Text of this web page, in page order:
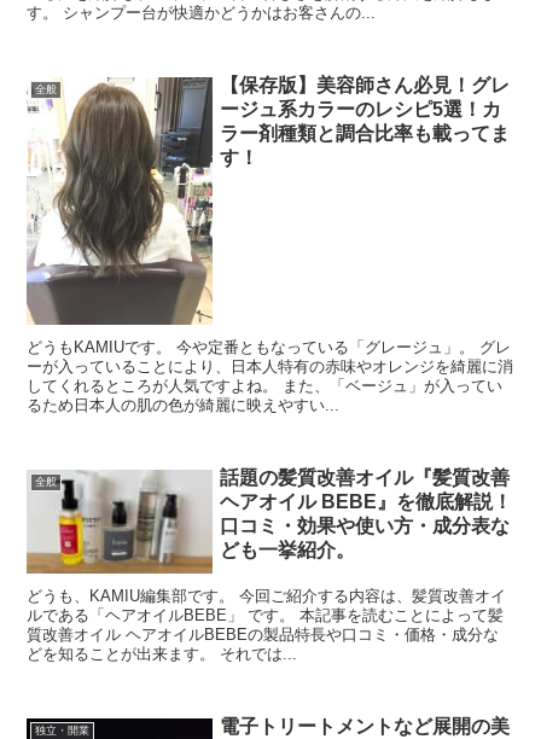
す。 シャンプー台が快適かどうかはお客さんの...
全般
【保存版】美容師さん必見！グレ
ージュ系カラーのレシピ5選！カ
ラー剤種類と調合比率も載ってま
す！
どうもKAMIUです。 今や定番ともなっている「グレージュ」。 グレ
ーが入っていることにより、日本人特有の赤味やオレンジを綺麗に消
してくれるところが人気ですよね。 また、「ベージュ」が入ってい
るため日本人の肌の色が綺麗に映えやすい...
全般
話題の髪質改善オイル『髪質改善
ヘアオイル BEBE』を徹底解説！
口コミ・効果や使い方・成分表な
ども一挙紹介。
どうも、KAMIU編集部です。 今回ご紹介する内容は、髪質改善オイ
ルである「ヘアオイルBEBE」 です。 本記事を読むことによって髪
質改善オイル ヘアオイルBEBEの製品特長や口コミ・価格・成分な
どを知ることが出来ます。 それでは...
独立・開業
電子トリートメントなど展開の美